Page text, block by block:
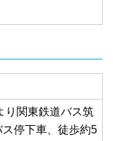
り関東鉄道バス筑
停下車、徒歩約5